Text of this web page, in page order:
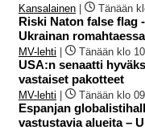
Kansalainen Tänään
Riski Naton false flag
Ukrainan romahtaessa
MV-lehti Tänään klo
USA:n senaatti
vastaiset pakotteet
MV-lehti Tänään klo
Espanjan
vastustavia alueita –